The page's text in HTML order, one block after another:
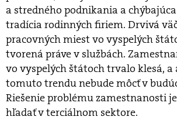
a stredného podnikania a chýbajúca
tradícia rodinných firiem. Drvivá
pracovných miest vo vyspelých
tvorená práve v službách.
vo vyspelých štátoch trvalo klesá, a
tomuto trendu nebude môcť v
Riešenie problému zamestnanosti
hľadať v terciálnom sektore.